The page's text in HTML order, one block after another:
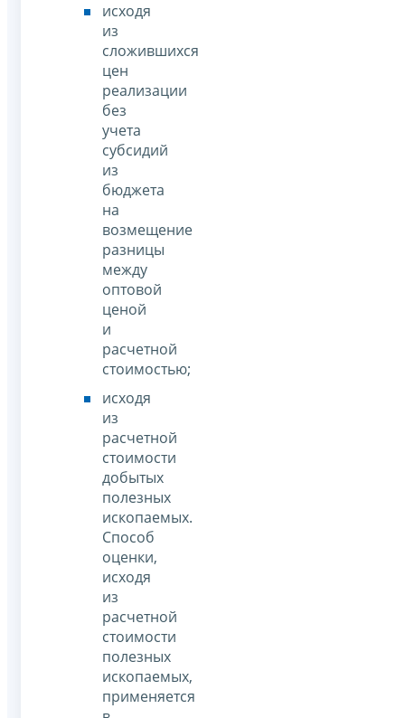
исходя
из
сложившихся
цен
реализации
без
учета
субсидий
из
бюджета
на
возмещение
разницы
между
оптовой
ценой
и
расчетной
стоимостью;
исходя
из
расчетной
стоимости
добытых
полезных
ископаемых.
Способ
оценки,
исходя
из
расчетной
стоимости
полезных
ископаемых,
применяется